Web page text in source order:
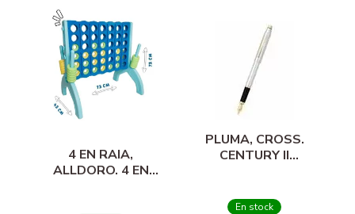
4 EN RAIA,
ALLDORO. 4 EN
PLUMA, CROSS.
CENTURY II
En stock